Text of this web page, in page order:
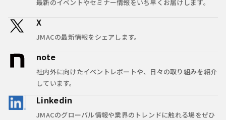
最新のイベントやセミナー情報をいち早くお届けします。
X
JMACの最新情報をシェアします。
note
社内外に向けたイベントレポートや、日々の取り組みを紹介
しています。
Linkedin
JMACのグローバル情報や業界のトレンドに触れる場をぜひ